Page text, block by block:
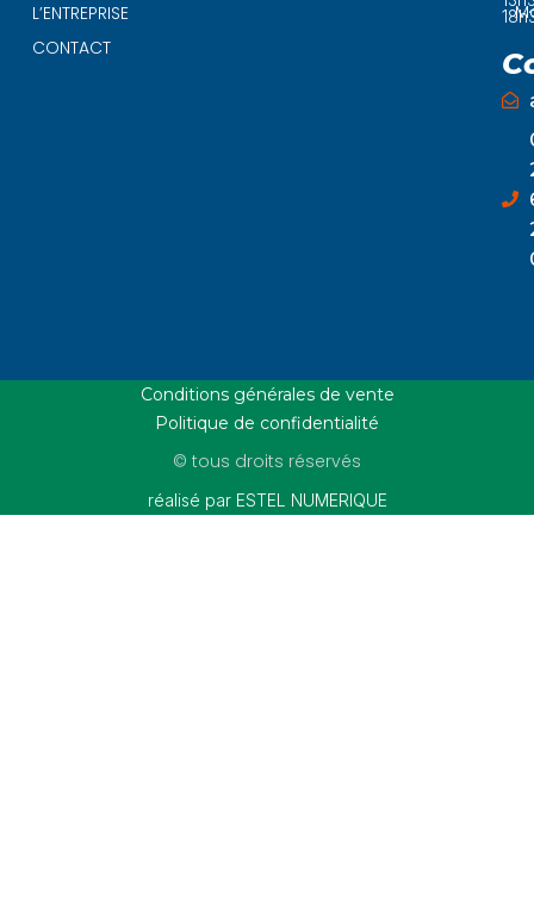
L’ENTREPRISE
CONTACT
Conditions générales de vente
Politique de confidentialité
© tous droits réservés
réalisé par ESTEL NUMERIQUE